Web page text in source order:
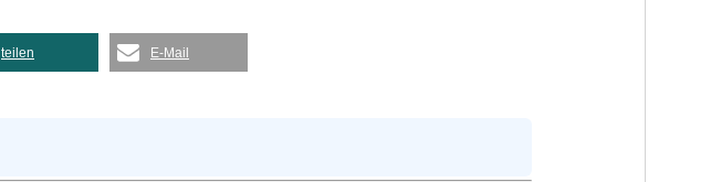
teilen E-Mail